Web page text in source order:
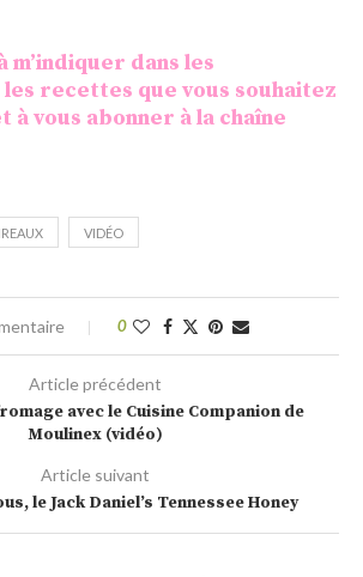
m’indiquer dans les
recettes que vous souhaitez
à vous abonner à la chaîne
VIDÉO
0
Article précédent
avec le Cuisine Companion de
Moulinex (vidéo)
Article suivant
le Jack Daniel’s Tennessee Honey